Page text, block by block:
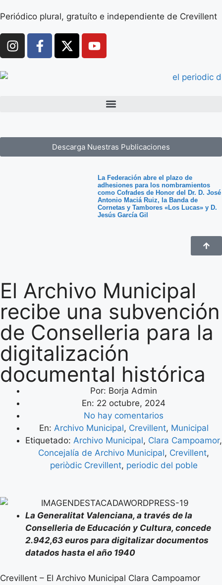
Periódico plural, gratuíto e independiente de Crevillent
Descarga Nuestras Publicaciones
La Federación abre el plazo de
adhesiones para los nombramientos
como Cofrades de Honor del Dr. D. José
Antonio Maciá Ruiz, la Banda de
Cornetas y Tambores «Los Lucas» y D.
Jesús García Gil
El Archivo Municipal
recibe una subvención
de Conselleria para la
digitalización
documental histórica
Por: Borja Admin
En: 22 octubre, 2024
No hay comentarios
En: Archivo Municipal, Crevillent, Municipal
Etiquetado: Archivo Municipal, Clara Campoamor,
Concejalía de Archivo Municipal, Crevillent,
periòdic Crevillent, periodic del poble
La Generalitat Valenciana, a través de la
Conselleria de Educación y Cultura, concede
2.942,63 euros para digitalizar documentos
datados hasta el año 1940
Crevillent – El Archivo Municipal Clara Campoamor